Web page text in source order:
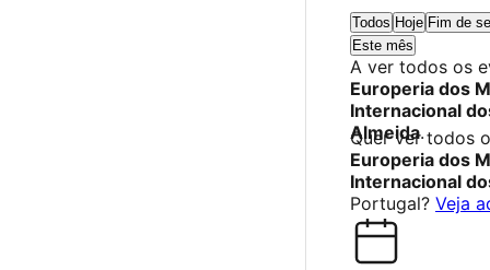
Todos Hoje Fim de
Este mês
A ver todos os
Europeria dos
Internacional
Almeida.
Quer ver todos
Europeria dos
Internacional
Portugal? Veja